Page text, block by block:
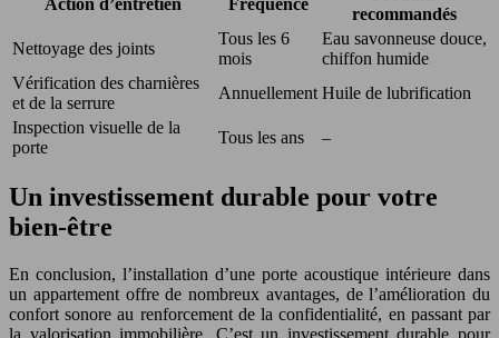
recommandés
Nettoyage des joints
Tous les 6
mois
Eau savonneuse douce,
chiffon humide
Vérification des charnières
et de la serrure
Annuellement Huile de lubrification
Inspection visuelle de la
porte
Tous les ans –
Un investissement durable pour votre
bien-être
En conclusion, l’installation d’une porte acoustique intérieure dans
un appartement offre de nombreux avantages, de l’amélioration du
confort sonore au renforcement de la confidentialité, en passant par